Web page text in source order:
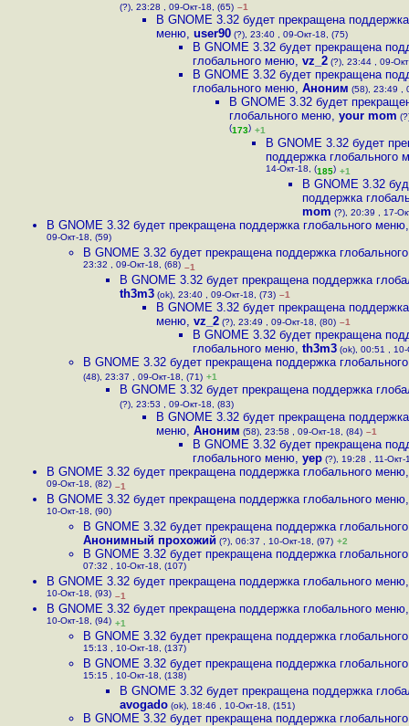
(?), 23:28 , 09-Окт-18, (65) –1
В GNOME 3.32 будет прекращена
меню, user90 (?), 23:40 , 09-Окт-18, (75)
В GNOME 3.32 будет прекращена
глобального меню, vz_2 (?), 23:44 , 09-
В GNOME 3.32 будет прекращена
глобального меню, Аноним (58), 23:49 ,
В GNOME 3.32 будет
глобального меню, your mom
(173) +1
В GNOME 3.32 будет
поддержка глобального
14-Окт-18, (185) +1
В GNOME 3.32
поддержка
mom (?), 20:39 , 17-
В GNOME 3.32 будет прекращена поддержка глобального меню
09-Окт-18, (59)
В GNOME 3.32 будет прекращена поддержка
23:32 , 09-Окт-18, (68) –1
В GNOME 3.32 будет прекращена поддержка
th3m3 (ok), 23:40 , 09-Окт-18, (73) –1
В GNOME 3.32 будет прекращена
меню, vz_2 (?), 23:49 , 09-Окт-18, (80) –1
В GNOME 3.32 будет прекращена
глобального меню, th3m3 (ok), 00:51 , 10-
В GNOME 3.32 будет прекращена поддержка
(48), 23:37 , 09-Окт-18, (71) +1
В GNOME 3.32 будет прекращена поддержка
(?), 23:53 , 09-Окт-18, (83)
В GNOME 3.32 будет прекращена
меню, Аноним (58), 23:58 , 09-Окт-18, (84) –1
В GNOME 3.32 будет прекращена
глобального меню, yep (?), 19:28 , 11-Окт-
В GNOME 3.32 будет прекращена поддержка глобального меню
09-Окт-18, (82) –1
В GNOME 3.32 будет прекращена поддержка глобального меню
10-Окт-18, (90)
В GNOME 3.32 будет прекращена поддержка
Анонимный прохожий (?), 06:37 , 10-Окт-18, (97) +2
В GNOME 3.32 будет прекращена поддержка
07:32 , 10-Окт-18, (107)
В GNOME 3.32 будет прекращена поддержка глобального меню
10-Окт-18, (93) –1
В GNOME 3.32 будет прекращена поддержка глобального меню
10-Окт-18, (94) +1
В GNOME 3.32 будет прекращена поддержка
15:13 , 10-Окт-18, (137)
В GNOME 3.32 будет прекращена поддержка
15:15 , 10-Окт-18, (138)
В GNOME 3.32 будет прекращена поддержка
avogado (ok), 18:46 , 10-Окт-18, (151)
В GNOME 3.32 будет прекращена поддержка